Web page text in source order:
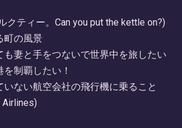
クティー。Can you put the kettle on?)
町の風景
も妻と手をつないで世界中を旅したい
制覇したい！
いない航空会社の飛行機に乗ること
Airlines)